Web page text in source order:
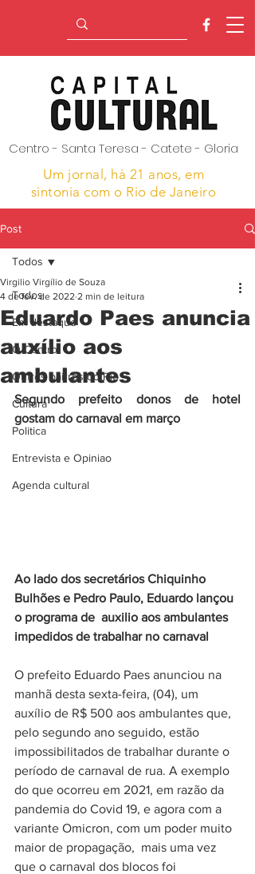
Centro - Santa Teresa - Catete - Gloria
Um jornal, hà 21 anos, em
sintonia com o Rio de Janeiro
Post
Todos
Em destaque
O Centro
Outros bairros do Rio
Cultura
Politica
Entrevista e Opiniao
Agenda cultural
Todos
Eduardo Paes anuncia
auxílio aos
ambulantes
Virgilio Virgílio de Souza
4 de fev. de 2022 2 min de leitura
Segundo prefeito donos de hotel
gostam do carnaval em março
Ao lado dos secretários Chiquinho
Bulhões e Pedro Paulo, Eduardo lançou
o programa de  auxilio aos ambulantes
impedidos de trabalhar no carnaval
O prefeito Eduardo Paes anunciou na
manhã desta sexta-feira, (04), um
auxílio de R$ 500 aos ambulantes que,
pelo segundo ano seguido, estão
impossibilitados de trabalhar durante o
período de carnaval de rua. A exemplo
do que ocorreu em 2021, em razão da
pandemia do Covid 19, e agora com a
variante Omicron, com um poder muito
maior de propagação,  mais uma vez
que o carnaval dos blocos foi